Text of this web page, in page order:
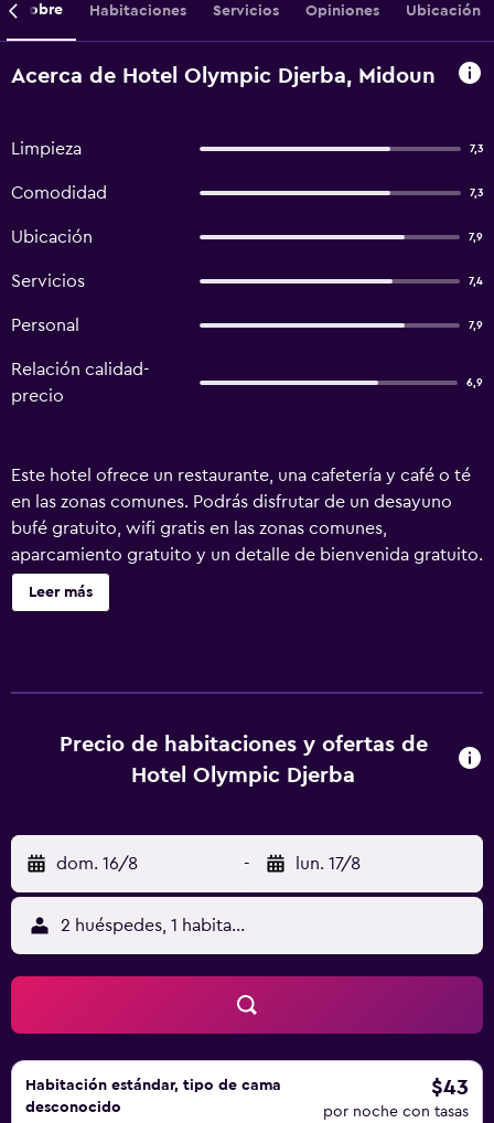
Sobre Habitaciones Servicios Opiniones Ubicación
Acerca de Hotel Olympic Djerba, Midoun
Limpieza 7,3
Comodidad 7,3
Ubicación 7,9
Servicios 7,4
Personal 7,9
Relación calidad-
precio
6,9
Este hotel ofrece un restaurante, una cafetería y café o té
en las zonas comunes. Podrás disfrutar de un desayuno
bufé gratuito, wifi gratis en las zonas comunes,
aparcamiento gratuito y un detalle de bienvenida gratuito.
También encontrarás salas de tratamientos o masajes y
servicio de recepción 24 horas. Se ofrece servicio de
Internet wifi gratis con una velocidad de 25 Mbps o más.
Los baños están equipados con ducha y bañera
los días.
Leer más
Precio de habitaciones y ofertas de
Hotel Olympic Djerba
dom. 16/8 - lun. 17/8
2 huéspedes, 1 habitación
Habitación estándar, tipo de cama
desconocido
$43
por noche con tasas